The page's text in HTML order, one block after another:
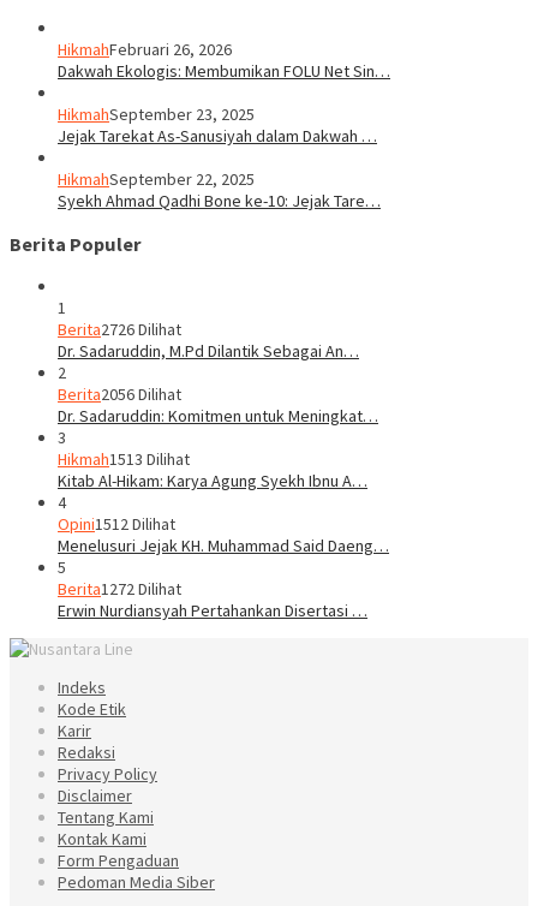
HikmahFebruari 26, 2026
Dakwah Ekologis: Membumikan FOLU Net Sin…
HikmahSeptember 23, 2025
Jejak Tarekat As-Sanusiyah dalam Dakwah …
HikmahSeptember 22, 2025
Syekh Ahmad Qadhi Bone ke-10: Jejak Tare…
Berita Populer
1
Berita2726 Dilihat
Dr. Sadaruddin, M.Pd Dilantik Sebagai An…
2
Berita2056 Dilihat
Dr. Sadaruddin: Komitmen untuk Meningkat…
3
Hikmah1513 Dilihat
Kitab Al-Hikam: Karya Agung Syekh Ibnu A…
4
Opini1512 Dilihat
Menelusuri Jejak KH. Muhammad Said Daeng…
5
Berita1272 Dilihat
Erwin Nurdiansyah Pertahankan Disertasi …
Indeks
Kode Etik
Karir
Redaksi
Privacy Policy
Disclaimer
Tentang Kami
Kontak Kami
Form Pengaduan
Pedoman Media Siber